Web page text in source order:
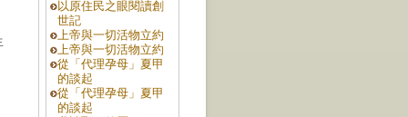
以原住民之眼閱讀創
世記
上帝與一切活物立約
上帝與一切活物立約
從「代理孕母」夏甲
的談起
從「代理孕母」夏甲
的談起